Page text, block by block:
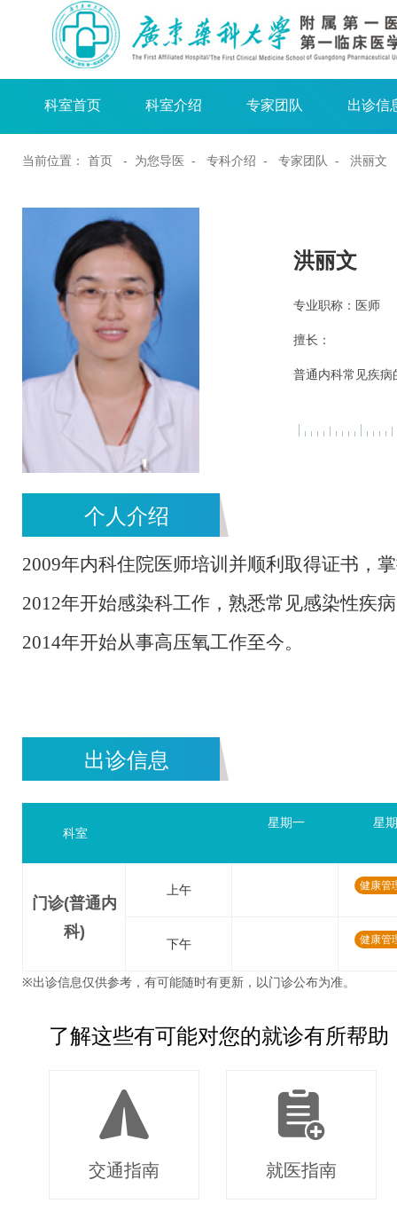
科室首页 科室介绍 专家团队 出诊信
当前位置： 首页 - 为您导医 - 专科介绍 - 专家团队 - 洪丽文
洪丽文
专业职称：医师
擅长：
普通内科常见疾病
个人介绍
2009年内科住院医师培训并顺利取得证书，
2012年开始感染科工作，熟悉常见感染性疾
2014年开始从事高压氧工作至今。
出诊信息
科室
星期一 星
门诊(普通内
科)
上午 健康管
下午 健康管
※出诊信息仅供参考，有可能随时有更新，以门诊公布为准。
了解这些有可能对您的就诊有所帮助
交通指南 就医指南